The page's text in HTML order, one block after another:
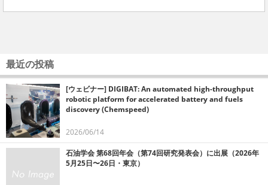
最近の投稿
[ウェビナー] DIGIBAT: An automated high-throughput
robotic platform for accelerated battery and fuels
discovery (Chemspeed)
2026/06/14
石油学会 第68回年会（第74回研究発表会）に出展（2026年
5月25日〜26日・東京）